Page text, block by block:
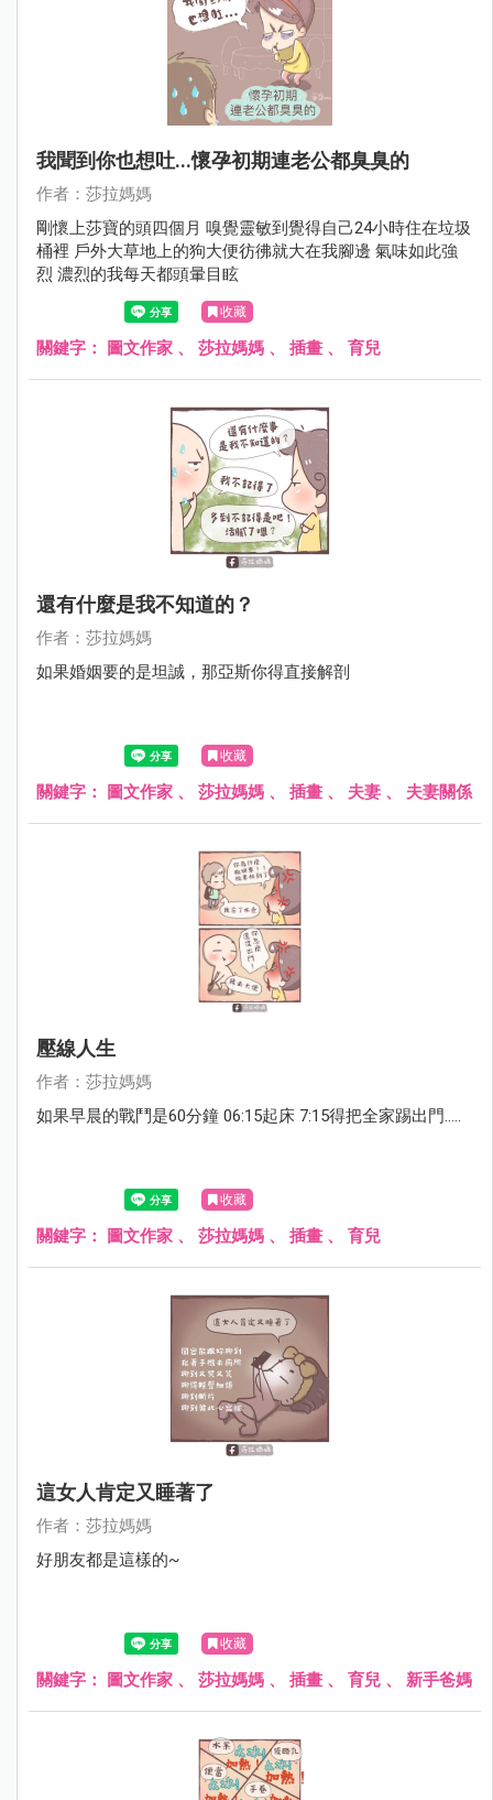
我聞到你也想吐...懷孕初期連老公都臭臭的
作者：莎拉媽媽
剛懷上莎寶的頭四個月 嗅覺靈敏到覺得自己24小時住在垃圾
桶裡 戶外大草地上的狗大便彷彿就大在我腳邊 氣味如此強
烈 濃烈的我每天都頭暈目眩
收藏
關鍵字： 圖文作家 、 莎拉媽媽 、 插畫 、 育兒
還有什麼是我不知道的？
作者：莎拉媽媽
如果婚姻要的是坦誠，那亞斯你得直接解剖
收藏
關鍵字： 圖文作家 、 莎拉媽媽 、 插畫 、 夫妻 、 夫妻關係
壓線人生
作者：莎拉媽媽
如果早晨的戰鬥是60分鐘 06:15起床 7:15得把全家踢出門.....
收藏
關鍵字： 圖文作家 、 莎拉媽媽 、 插畫 、 育兒
這女人肯定又睡著了
作者：莎拉媽媽
好朋友都是這樣的~
收藏
關鍵字： 圖文作家 、 莎拉媽媽 、 插畫 、 育兒 、 新手爸媽